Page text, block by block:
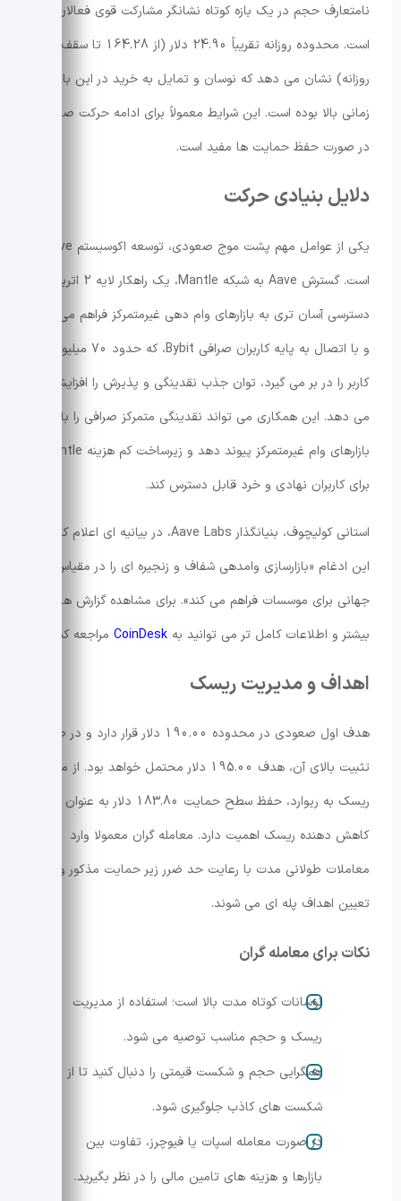
نامتعارف حجم در یک بازه کوتاه نشانگر مشارکت قوی فعالان بازار
است. محدوده روزانه تقریباً 24.90 دلار (از 164.28 تا سقف
روزانه) نشان می دهد که نوسان و تمایل به خرید در این بازه
زمانی بالا بوده است. این شرایط معمولاً برای ادامه حرکت صعودی
در صورت حفظ حمایت ها مفید است.
دلایل بنیادی حرکت
یکی از عوامل مهم پشت موج صعودی، توسعه اکوسیستم Aave
است. گسترش Aave به شبکه Mantle، یک راهکار لایه 2 اتریوم،
دسترسی آسان تری به بازارهای وام دهی غیرمتمرکز فراهم می کند
و با اتصال به پایه کاربران صرافی Bybit، که حدود 70 میلیون
کاربر را در بر می گیرد، توان جذب نقدینگی و پذیرش را افزایش
می دهد. این همکاری می تواند نقدینگی متمرکز صرافی را با
برای کاربران نهادی و خرد قابل دسترس کند.
استانی کولیچوف، بنیانگذار Aave Labs، در بیانیه ای اعلام کرد که
این ادغام «بازارسازی وامدهی شفاف و زنجیره ای را در مقیاس
جهانی برای موسسات فراهم می کند». برای مشاهده گزارش های
بیشتر و اطلاعات کامل تر می توانید به CoinDesk مراجعه کنید.
اهداف و مدیریت ریسک
هدف اول صعودی در محدوده 190.00 دلار قرار دارد و در صورت
تثبیت بالای آن، هدف 195.00 دلار محتمل خواهد بود. از منظر
ریسک به ریوارد، حفظ سطح حمایت 183.80 دلار به عنوان مرز
کاهش دهنده ریسک اهمیت دارد. معامله گران معمولا وارد
معاملات طولانی مدت با رعایت حد ضرر زیر حمایت مذکور و
تعیین اهداف پله ای می شوند.
نکات برای معامله گران
نوسانات کوتاه مدت بالا است؛ استفاده از مدیریت
ریسک و حجم مناسب توصیه می شود.
همگرایی حجم و شکست قیمتی را دنبال کنید تا از
شکست های کاذب جلوگیری شود.
در صورت معامله اسپات یا فیوچرز، تفاوت بین
بازارها و هزینه های تامین مالی را در نظر بگیرید.